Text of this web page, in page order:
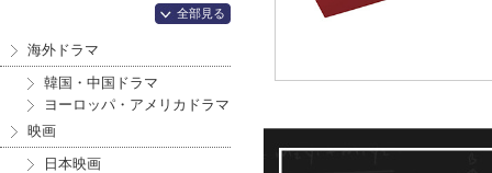
全部見る
海外ドラマ
韓国・中国ドラマ
ヨーロッパ・アメリカドラマ
映画
日本映画